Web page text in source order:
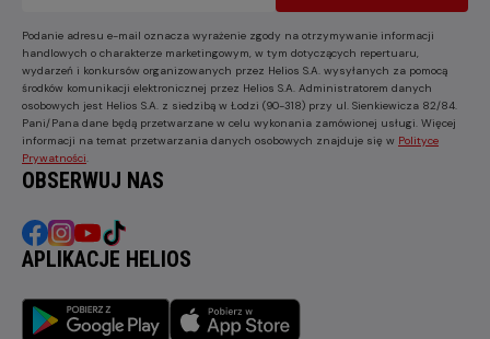
Podanie adresu e-mail oznacza wyrażenie zgody na otrzymywanie informacji
handlowych o charakterze marketingowym, w tym dotyczących repertuaru,
wydarzeń i konkursów organizowanych przez Helios S.A. wysyłanych za pomocą
środków komunikacji elektronicznej przez Helios S.A. Administratorem danych
osobowych jest Helios S.A. z siedzibą w Łodzi (90-318) przy ul. Sienkiewicza 82/84.
Pani/Pana dane będą przetwarzane w celu wykonania zamówionej usługi. Więcej
informacji na temat przetwarzania danych osobowych znajduje się w Polityce
Prywatności
OBSERWUJ NAS
APLIKACJE HELIOS